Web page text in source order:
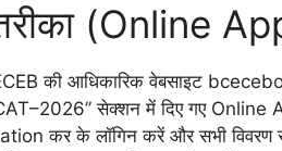
(Online
की आधिकारिक वेबसाइट
सेक्शन में दिए गए
कर के लॉगिन करें और सभी विवरण